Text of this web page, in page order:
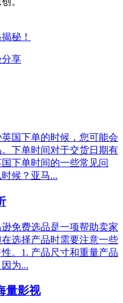
秘！
享
国下单的时候，您可能会
下单时间对于交货日期有
下单时间的一些常见问
候？亚马...
免费选品是一项帮助卖家
选择产品时需要注意一些
。1. 产品尺寸和重量产品
为...
量影视